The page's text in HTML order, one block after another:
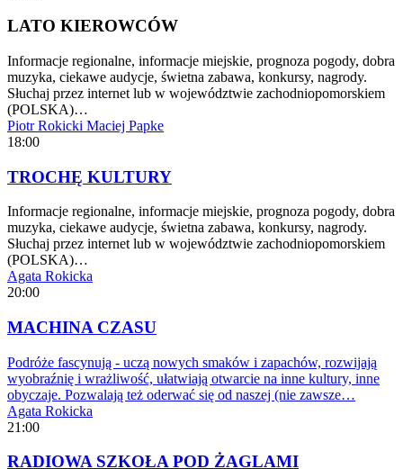
LATO KIEROWCÓW
Informacje regionalne, informacje miejskie, prognoza pogody, dobra
muzyka, ciekawe audycje, świetna zabawa, konkursy, nagrody.
Słuchaj przez internet lub w województwie zachodniopomorskiem
(POLSKA)…
Piotr Rokicki Maciej Papke
18:00
TROCHĘ KULTURY
Informacje regionalne, informacje miejskie, prognoza pogody, dobra
muzyka, ciekawe audycje, świetna zabawa, konkursy, nagrody.
Słuchaj przez internet lub w województwie zachodniopomorskiem
(POLSKA)…
Agata Rokicka
20:00
MACHINA CZASU
Podróże fascynują - uczą nowych smaków i zapachów, rozwijają
wyobraźnię i wrażliwość, ułatwiają otwarcie na inne kultury, inne
obyczaje. Pozwalają też oderwać się od naszej (nie zawsze…
Agata Rokicka
21:00
RADIOWA SZKOŁA POD ŻAGLAMI